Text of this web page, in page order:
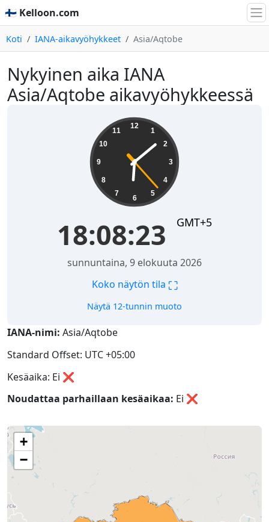
🇫🇮 Kelloon.com
Koti IANA-aikavyöhykkeet Asia/Aqtobe
Nykyinen aika IANA
Asia/Aqtobe aikavyöhykkeessä
12
1
2
3
4
5
6
7
8
9
10
11
18:08:24 GMT+5
sunnuntaina, 9 elokuuta 2026
Koko näytön tila ⛶
Näytä 12-tunnin muoto
IANA-nimi: Asia/Aqtobe
Standard Offset: UTC +05:00
Kesäaika: Ei ❌
Noudattaa parhaillaan kesäaikaa: Ei ❌
+
−